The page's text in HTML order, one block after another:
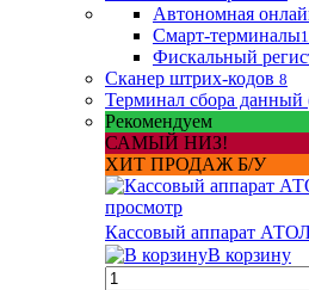
Автономная
Смарт-терминалы
Фискальный
Сканер штрих-кодов 8
Терминал сбора
Рекомендуем
САМЫЙ НИЗ!
ХИТ ПРОДАЖ Б/У
просмотр
Кассовый аппарат
В корзину